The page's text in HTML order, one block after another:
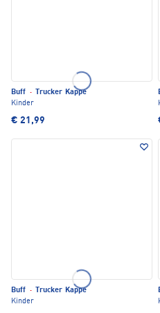
Buff ·
Trucker Kappe
Kinder
€ 21,99
Buff ·
Trucker Kappe
Kinder